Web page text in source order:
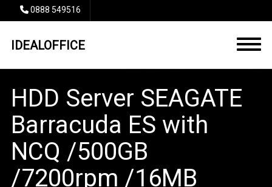
0888 549516
IDEALOFFICE
HDD Server SEAGATE
Barracuda ES with
NCQ /500GB
/7200rpm /16MB